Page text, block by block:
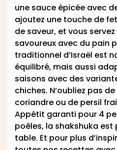
une sauce épicée avec
ajoutez une touche de
de saveur, et vous
savoureux avec du pain
traditionnel d’Israël est
équilibré, mais aussi
saisons avec des
chiches. N’oubliez pas
coriandre ou de persil
Appétit garanti pour 4
poêles, la shakshuka
table. Et pour plus